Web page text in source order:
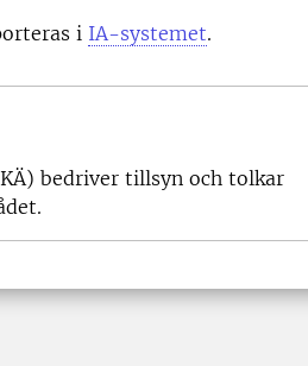
i IA-systemet.
bedriver tillsyn och tolkar